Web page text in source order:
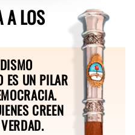
A LOS
ES UN PILAR
CREEN